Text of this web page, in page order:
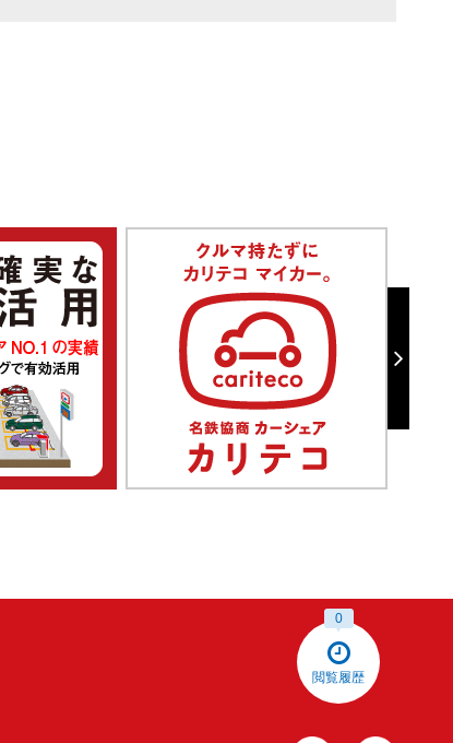
閲覧履歴
0